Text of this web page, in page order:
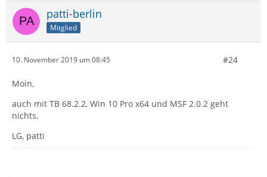
patti-berlin
Mitglied
10. November 2019 um 08:45 #24
Moin,
auch mit TB 68.2.2, Win 10 Pro x64 und MSF 2.0.2 geht
nichts.
LG, patti